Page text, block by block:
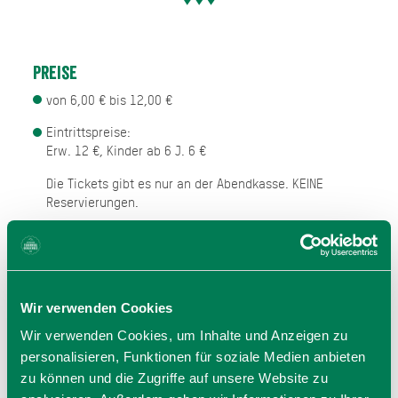
Wir verwenden Cookies
Wir verwenden Cookies, um Inhalte und Anzeigen zu
personalisieren, Funktionen für soziale Medien anbieten
zu können und die Zugriffe auf unsere Website zu
Preise
von 6,00 € bis 12,00 €
Eintrittspreise:
Erw. 12 €, Kinder ab 6 J. 6 €
Die Tickets gibt es nur an der Abendkasse. KEINE
Reservierungen.
Veranstalter
Berglichtspiel